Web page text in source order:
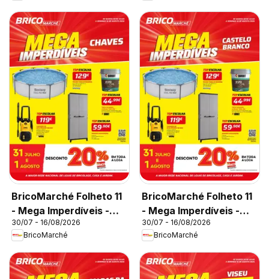
BricoMarché Folheto 11
- Mega Imperdíveis -
Chaves
30/07 - 16/08/2026
BricoMarché
BricoMarché Folheto 11
- Mega Imperdíveis -
Castelo Branco
30/07 - 16/08/2026
BricoMarché